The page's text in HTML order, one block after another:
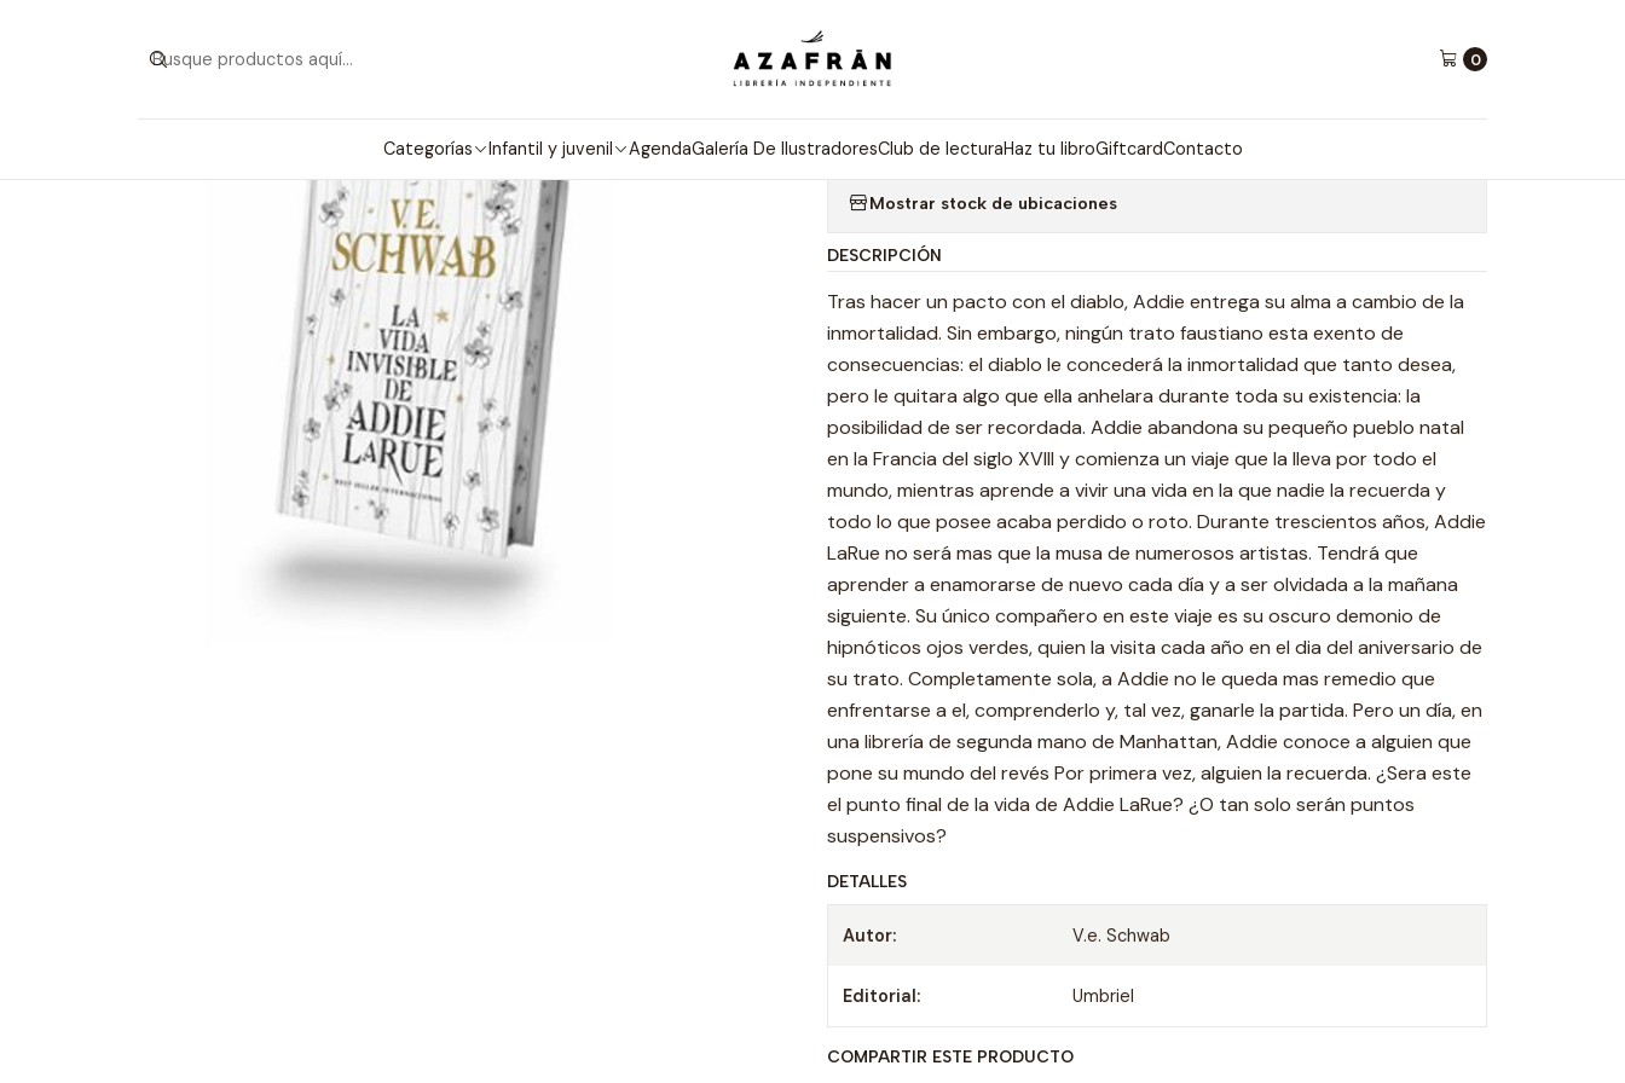
0
Categorías Infantil y juvenil AgendaGalería De IlustradoresClub de lecturaHaz tu libroGiftcardContacto
Fantasía
LA VIDA INVISIBLE DE ADDIE LARUE
Mostrar stock de ubicaciones
DESCRIPCIÓN
Tras hacer un pacto con el diablo, Addie entrega su alma a cambio de la
inmortalidad. Sin embargo, ningún trato faustiano esta exento de
consecuencias: el diablo le concederá la inmortalidad que tanto desea,
pero le quitara algo que ella anhelara durante toda su existencia: la
posibilidad de ser recordada. Addie abandona su pequeño pueblo natal
en la Francia del siglo XVIII y comienza un viaje que la lleva por todo el
mundo, mientras aprende a vivir una vida en la que nadie la recuerda y
todo lo que posee acaba perdido o roto. Durante trescientos años, Addie
LaRue no será mas que la musa de numerosos artistas. Tendrá que
aprender a enamorarse de nuevo cada día y a ser olvidada a la mañana
siguiente. Su único compañero en este viaje es su oscuro demonio de
hipnóticos ojos verdes, quien la visita cada año en el dia del aniversario de
su trato. Completamente sola, a Addie no le queda mas remedio que
enfrentarse a el, comprenderlo y, tal vez, ganarle la partida. Pero un día, en
una librería de segunda mano de Manhattan, Addie conoce a alguien que
pone su mundo del revés Por primera vez, alguien la recuerda. ¿Sera este
el punto final de la vida de Addie LaRue? ¿O tan solo serán puntos
suspensivos?
DETALLES
Autor: V.e. Schwab
Editorial: Umbriel
COMPARTIR ESTE PRODUCTO